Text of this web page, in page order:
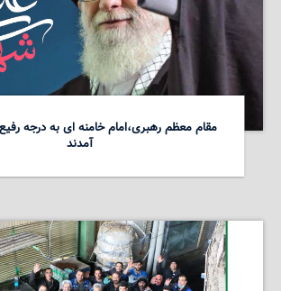
مقام معظم رهبری،امام خامنه ای به درجه
آمدند